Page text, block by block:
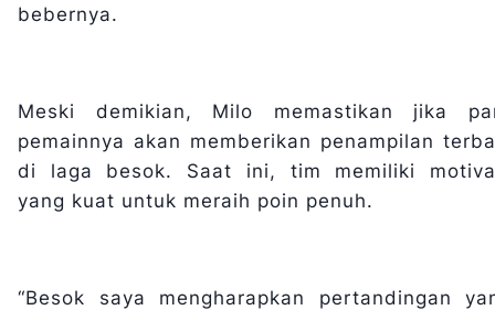
bebernya.
Meski demikian, Milo memastikan jika
pemainnya akan memberikan penampilan
di laga besok. Saat ini, tim memiliki
yang kuat untuk meraih poin penuh.
“Besok saya mengharapkan pertandingan